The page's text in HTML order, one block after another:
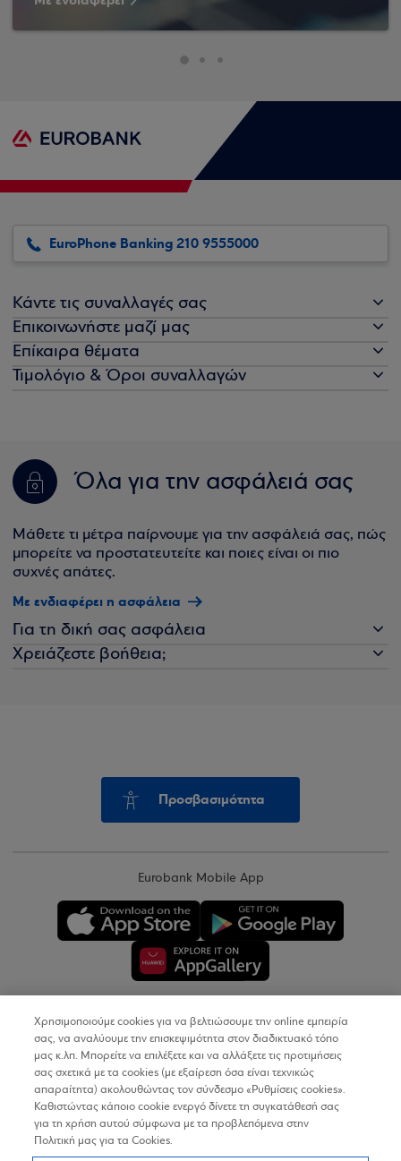
EuroPhone Banking 210 9555000
Κάντε τις συναλλαγές σας
Επικοινωνήστε μαζί μας
Επίκαιρα θέματα
Τιμολόγιο & Όροι συναλλαγών
Όλα για την ασφάλειά σας
Μάθετε τι μέτρα παίρνουμε για την ασφάλειά σας, πώς
μπορείτε να προστατευτείτε και ποιες είναι οι πιο
συχνές απάτες.
Με ενδιαφέρει η ασφάλεια
Για τη δική σας ασφάλεια
Χρειάζεστε βοήθεια;
Προσβασιμότητα
Eurobank Mobile App
Copyright © 2026
Όροι Χρήσης
Προσωπικά Δεδομένα στον Διαδικτυακό Τόπο
Χρησιμοποιούμε cookies για να βελτιώσουμε την online εμπειρία
σας, να αναλύουμε την επισκεψιμότητα στον διαδικτυακό τόπο
μας κ.λπ. Μπορείτε να επιλέξετε και να αλλάξετε τις προτιμήσεις
σας σχετικά με τα cookies (με εξαίρεση όσα είναι τεχνικώς
απαραίτητα) ακολουθώντας τον σύνδεσμο «Ρυθμίσεις cookies».
Καθιστώντας κάποιο cookie ενεργό δίνετε τη συγκατάθεσή σας
για τη χρήση αυτού σύμφωνα με τα προβλεπόμενα στην
Πολιτική μας για τα Cookies.